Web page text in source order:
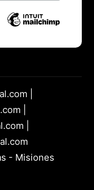
|
|
|
- Misiones